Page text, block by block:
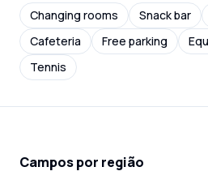
Changing rooms Snack bar
Cafeteria
Free parking
Tennis
Campos por região